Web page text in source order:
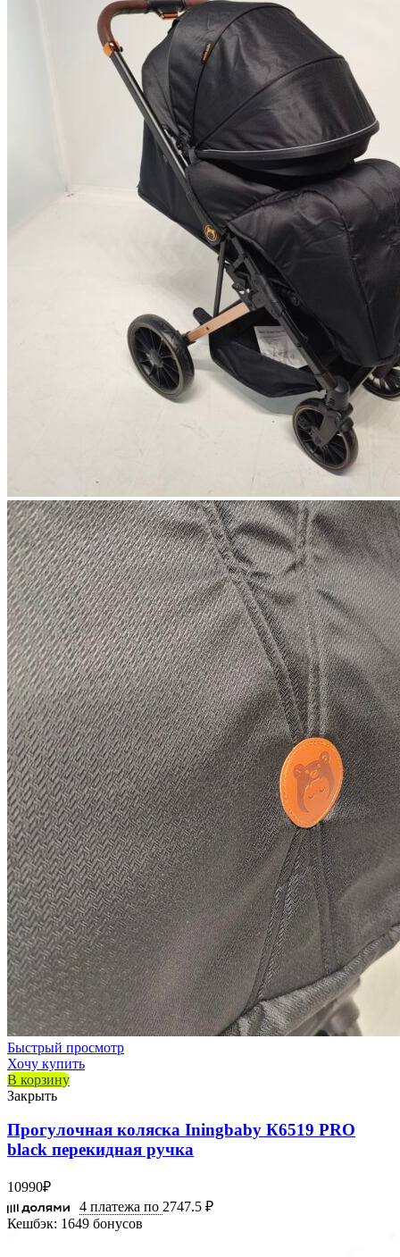
Быстрый просмотр
Хочу купить
В корзину
Закрыть
Прогулочная коляска Iningbaby К6519 PRO
black перекидная ручка
10990₽
4 платежа по 2747.5 ₽
Кешбэк: 1649 бонусов